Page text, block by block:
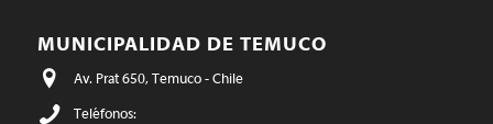
MUNICIPALIDAD DE TEMUCO
Av. Prat 650, Temuco - Chile
Teléfonos: